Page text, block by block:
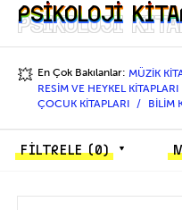
PSİKOLOJİ
PSİKOLOJİ
💥 En Çok Bakılanlar: MÜZİK
RESİM VE HEYKEL KİTAPLARI
ÇOCUK KİTAPLARI
BİLİM
FİLTRELE(0)